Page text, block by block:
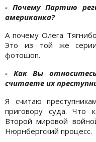
- Почему Партию
американка?
А почему Олега
Это из той же
фотошоп.
- КакВы
считаете их
Я считаю
приговору суда. Что
Второй мировой
Нюрнбергский процесс.